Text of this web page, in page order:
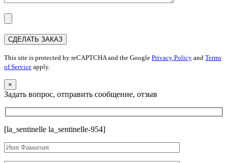
This site is protected by reCAPTCHA and the Google Privacy Policy and Terms
of Service apply.
×
Задать вопрос, отправить сообщение, отзыв
[la_sentinelle la_sentinelle-954]